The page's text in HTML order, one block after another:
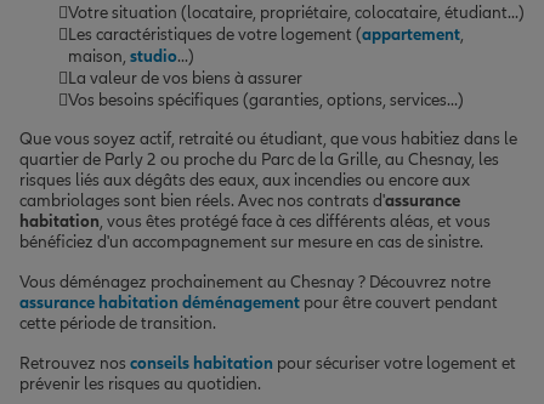
Votre situation (locataire, propriétaire, colocataire, étudiant...)
Les caractéristiques de votre logement (appartement,
maison, studio...)
La valeur de vos biens à assurer
Vos besoins spécifiques (garanties, options, services...)
Que vous soyez actif, retraité ou étudiant, que vous habitiez dans le
quartier de Parly 2 ou proche du Parc de la Grille, au Chesnay, les
risques liés aux dégâts des eaux, aux incendies ou encore aux
cambriolages sont bien réels. Avec nos contrats d'assurance
habitation, vous êtes protégé face à ces différents aléas, et vous
bénéficiez d'un accompagnement sur mesure en cas de sinistre.
Vous déménagez prochainement au Chesnay ? Découvrez notre
assurance habitation déménagement pour être couvert pendant
cette période de transition.
Retrouvez nos conseils habitation pour sécuriser votre logement et
prévenir les risques au quotidien.